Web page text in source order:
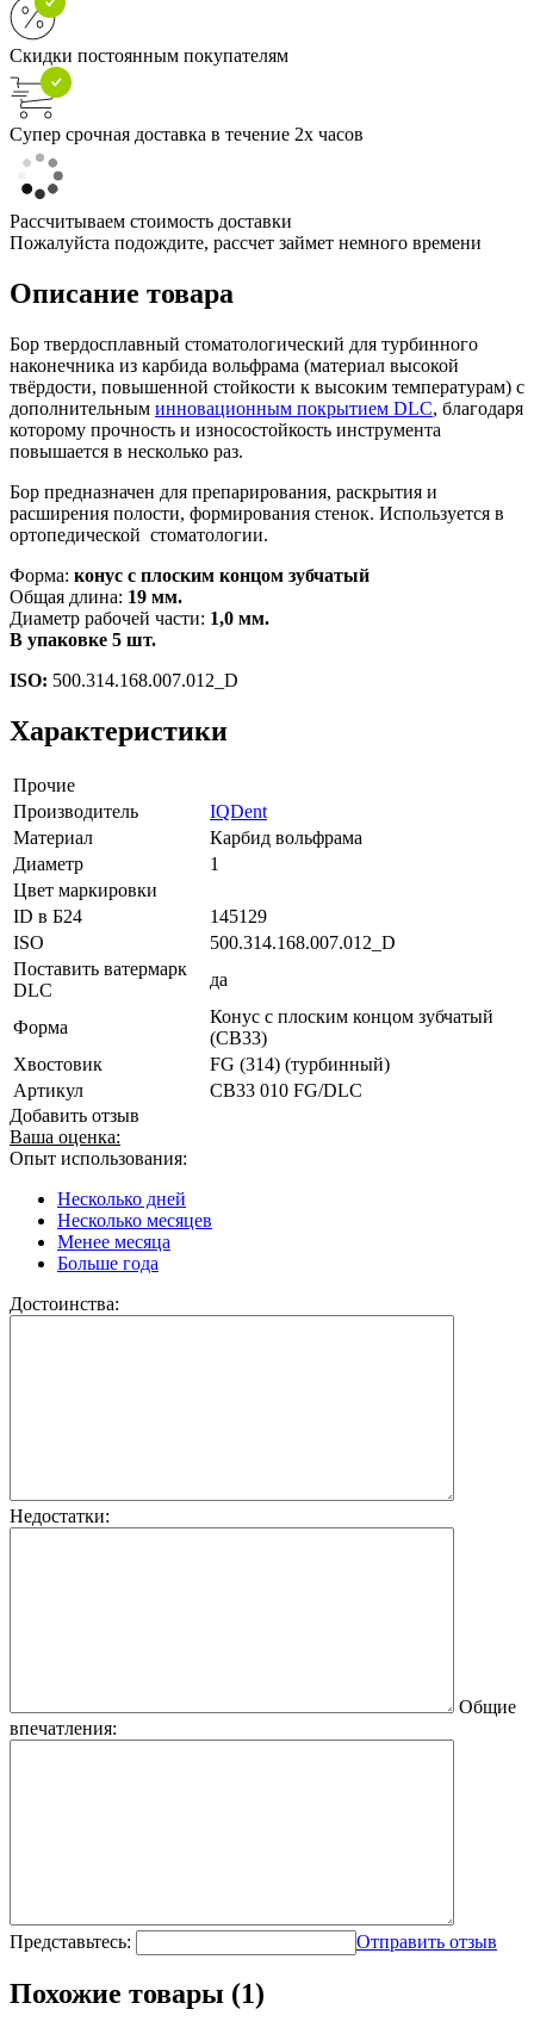
Скидки постоянным покупателям
Супер срочная доставка в течение 2х часов
Рассчитываем стоимость доставки
Пожалуйста подождите, рассчет займет немного времени
Описание товара
Бор твердосплавный стоматологический для турбинного
наконечника из карбида вольфрама (материал высокой
твёрдости, повышенной стойкости к высоким температурам) с
дополнительным инновационным покрытием DLC, благодаря
которому прочность и износостойкость инструмента
повышается в несколько раз.
Бор предназначен для препарирования, раскрытия и
расширения полости, формирования стенок. Используется в
ортопедической стоматологии.
Форма: конус с плоским концом зубчатый
Общая длина: 19 мм.
Диаметр рабочей части: 1,0 мм.
В упаковке 5 шт.
ISO: 500.314.168.007.012_D
Характеристики
Прочие
Производитель
IQDent
Материал
Карбид вольфрама
Диаметр
1
Цвет маркировки
ID в Б24
145129
ISO
500.314.168.007.012_D
Поставить ватермарк
DLC
да
Форма
Конус с плоским концом зубчатый
(CB33)
Хвостовик
FG (314) (турбинный)
Артикул
CB33 010 FG/DLC
Добавить отзыв
Ваша оценка:
Опыт использования:
Несколько дней
Несколько месяцев
Менее месяца
Больше года
Достоинства:
Недостатки:
Общие
впечатления:
Представьтесь: Отправить отзыв
Похожие товары (1)